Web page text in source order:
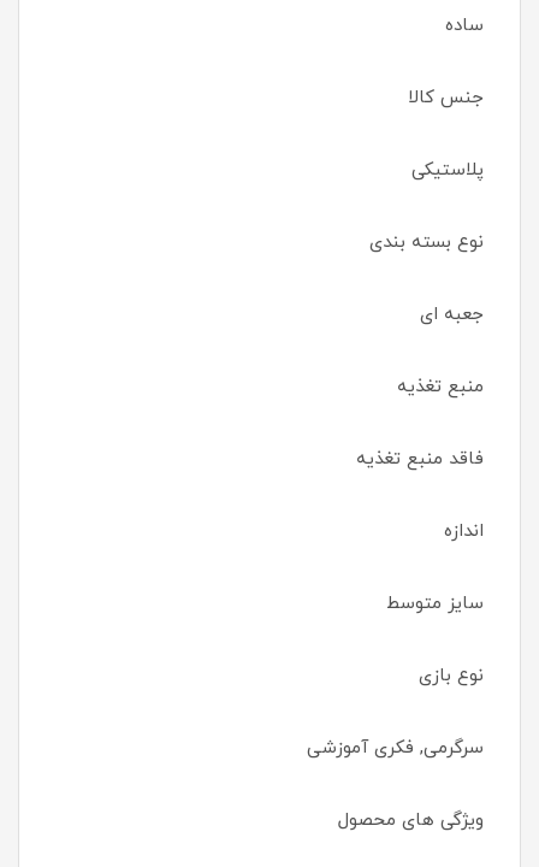
ساده
جنس کالا
پلاستیکی
نوع بسته بندی
جعبه ای
منبع تغذیه
فاقد منبع تغذیه
اندازه
سایز متوسط
نوع بازی
سرگرمی, فکری آموزشی
ویژگی های محصول